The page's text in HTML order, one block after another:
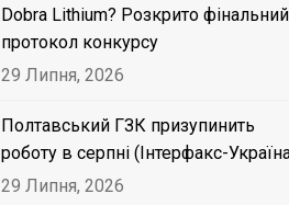
Dobra Lithium? Розкрито фінальний
протокол конкурсу
29 Липня, 2026
Полтавський ГЗК призупинить
роботу в серпні (Інтерфакс-
29 Липня, 2026